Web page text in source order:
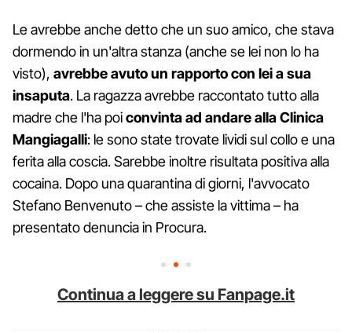
Le avrebbe anche detto che un suo amico, che stava
dormendo in un'altra stanza (anche se lei non lo ha
visto), avrebbe avuto un rapporto con lei a sua
insaputa. La ragazza avrebbe raccontato tutto alla
madre che l'ha poiconvinta ad andare alla Clinica
Mangiagalli: le sono state trovate lividi sul collo e una
ferita alla coscia. Sarebbe inoltre risultata positiva alla
cocaina. Dopo una quarantina di giorni, l'avvocato
Stefano Benvenuto – che assiste la vittima – ha
presentato denuncia in Procura.
Continua a leggere su Fanpage.it